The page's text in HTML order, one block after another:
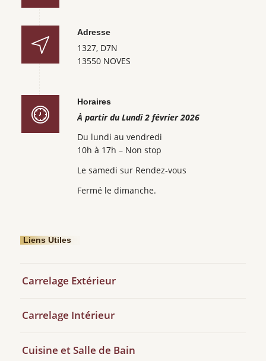
Adresse
1327, D7N
13550 NOVES
Horaires
À partir du Lundi 2 février 2026
Du lundi au vendredi
10h à 17h – Non stop
Le samedi sur Rendez-vous
Fermé le dimanche.
Liens Utiles
Carrelage Extérieur
Carrelage Intérieur
Cuisine et Salle de Bain